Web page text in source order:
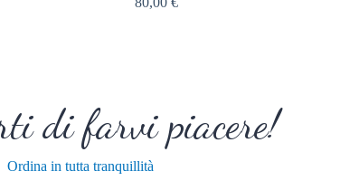
di farvi piacere!
Ordina in tutta tranquillità